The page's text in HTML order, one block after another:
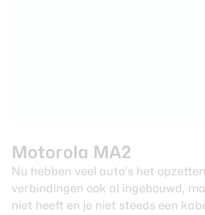
Motorola MA2
Nu hebben veel auto’s het
verbindingen ook al ingebouwd,
niet heeft en je niet steeds een